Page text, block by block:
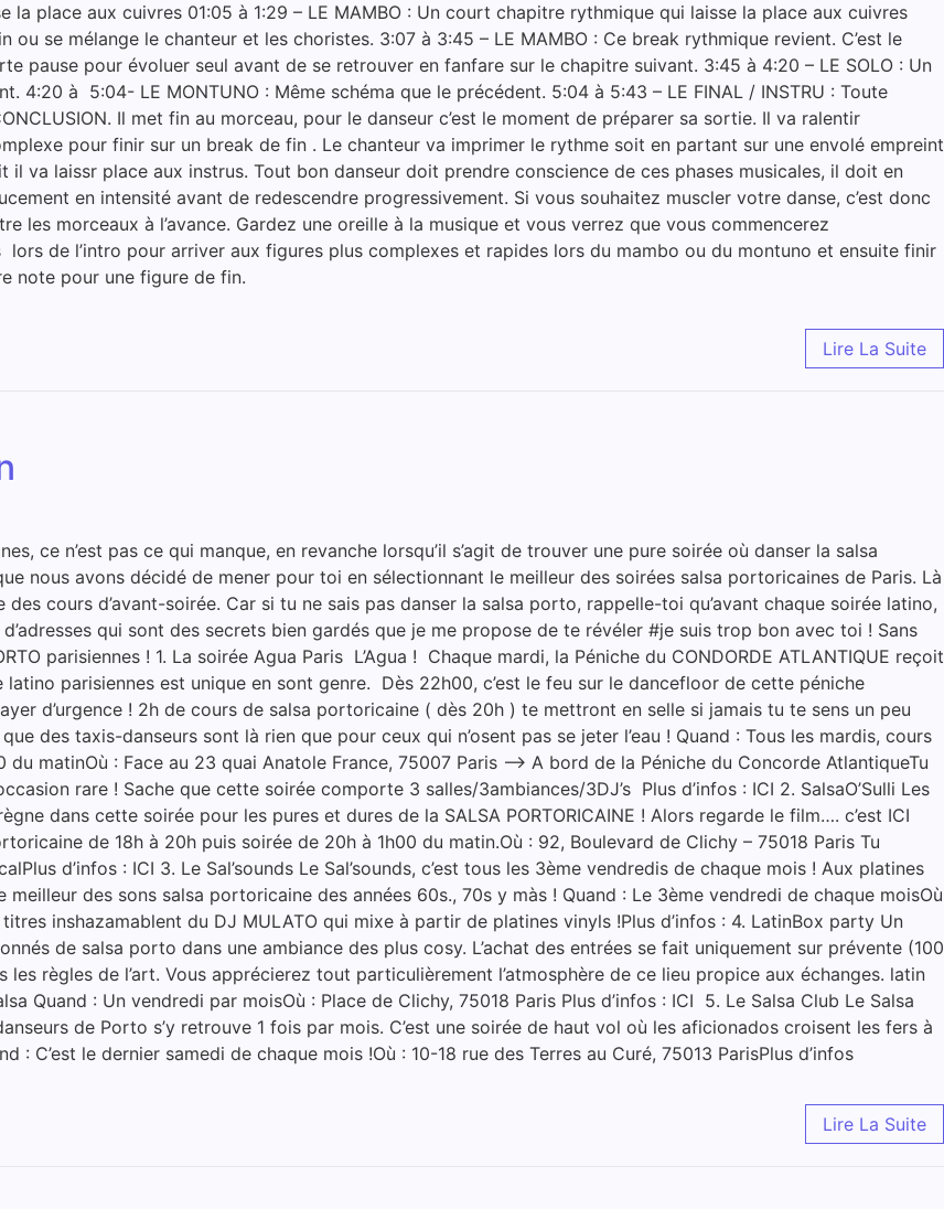
la place aux cuivres 01:05 à 1:29 – LE MAMBO : Un court chapitre rythmique qui laisse la place aux cuivres
ou se mélange le chanteur et les choristes. 3:07 à 3:45 – LE MAMBO : Ce break rythmique revient. C’est le
pause pour évoluer seul avant de se retrouver en fanfare sur le chapitre suivant. 3:45 à 4:20 – LE SOLO : Un
4:20 à 5:04- LE MONTUNO : Même schéma que le précédent. 5:04 à 5:43 – LE FINAL / INSTRU : Toute
Il met fin au morceau, pour le danseur c’est le moment de préparer sa sortie. Il va ralentir
pour finir sur un break de fin . Le chanteur va imprimer le rythme soit en partant sur une envolé empreint
va laissr place aux instrus. Tout bon danseur doit prendre conscience de ces phases musicales, il doit en
en intensité avant de redescendre progressivement. Si vous souhaitez muscler votre danse, c’est donc
les morceaux à l’avance. Gardez une oreille à la musique et vous verrez que vous commencerez
de l’intro pour arriver aux figures plus complexes et rapides lors du mambo ou du montuno et ensuite finir
note pour une figure de fin.
Lire La Suite
ce n’est pas ce qui manque, en revanche lorsqu’il s’agit de trouver une pure soirée où danser la salsa
nous avons décidé de mener pour toi en sélectionnant le meilleur des soirées salsa portoricaines de Paris. Là
cours d’avant-soirée. Car si tu ne sais pas danser la salsa porto, rappelle-toi qu’avant chaque soirée latino,
qui sont des secrets bien gardés que je me propose de te révéler #je suis trop bon avec toi ! Sans
parisiennes ! 1. La soirée Agua Paris L’Agua ! Chaque mardi, la Péniche du CONDORDE ATLANTIQUE reçoit
parisiennes est unique en sont genre. Dès 22h00, c’est le feu sur le dancefloor de cette péniche
d’urgence ! 2h de cours de salsa portoricaine ( dès 20h ) te mettront en selle si jamais tu te sens un peu
des taxis-danseurs sont là rien que pour ceux qui n’osent pas se jeter l’eau ! Quand : Tous les mardis, cours
matinOù : Face au 23 quai Anatole France, 75007 Paris –> A bord de la Péniche du Concorde AtlantiqueTu
rare ! Sache que cette soirée comporte 3 salles/3ambiances/3DJ’s Plus d’infos : ICI 2. SalsaO’Sulli Les
dans cette soirée pour les pures et dures de la SALSA PORTORICAINE ! Alors regarde le film…. c’est ICI
de 18h à 20h puis soirée de 20h à 1h00 du matin.Où : 92, Boulevard de Clichy – 75018 Paris Tu
d’infos : ICI 3. Le Sal’sounds Le Sal’sounds, c’est tous les 3ème vendredis de chaque mois ! Aux platines
des sons salsa portoricaine des années 60s., 70s y màs ! Quand : Le 3ème vendredi de chaque moisOù
inshazamablent du DJ MULATO qui mixe à partir de platines vinyls !Plus d’infos : 4. LatinBox party Un
de salsa porto dans une ambiance des plus cosy. L’achat des entrées se fait uniquement sur prévente (100
règles de l’art. Vous apprécierez tout particulièrement l’atmosphère de ce lieu propice aux échanges. latin
Quand : Un vendredi par moisOù : Place de Clichy, 75018 Paris Plus d’infos : ICI 5. Le Salsa Club Le Salsa
de Porto s’y retrouve 1 fois par mois. C’est une soirée de haut vol où les aficionados croisent les fers à
C’est le dernier samedi de chaque mois !Où : 10-18 rue des Terres au Curé, 75013 ParisPlus d’infos
Lire La Suite